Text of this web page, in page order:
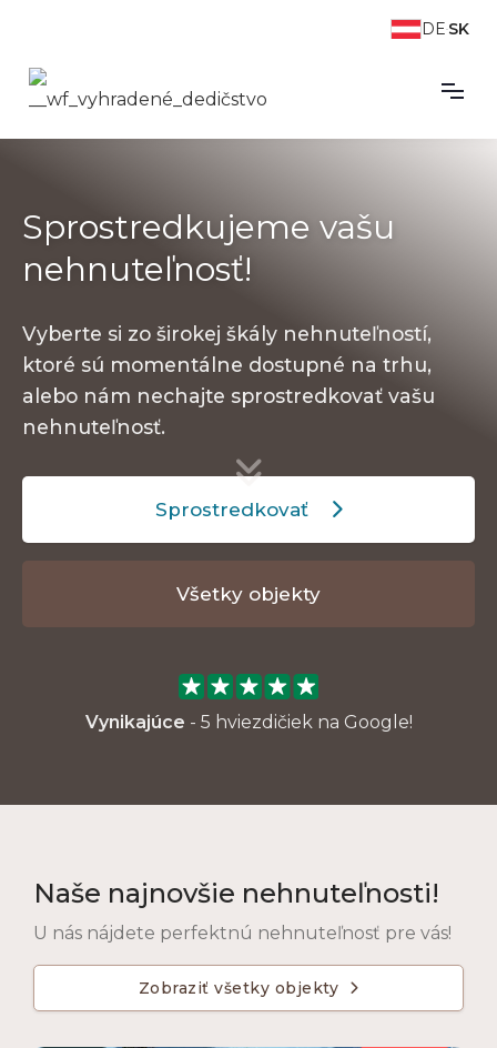
DE SK
Sprostredkujeme vašu
nehnuteľnosť!
Vyberte si zo širokej škály nehnuteľností,
ktoré sú momentálne dostupné na trhu,
alebo nám nechajte sprostredkovať vašu
nehnuteľnosť.
Sprostredkovať 
Všetky objekty
Vynikajúce - 5 hviezdičiek na Google!

Naše najnovšie nehnuteľnosti!
U nás nájdete perfektnú nehnuteľnosť pre vás!
Zobraziť všetky objekty 